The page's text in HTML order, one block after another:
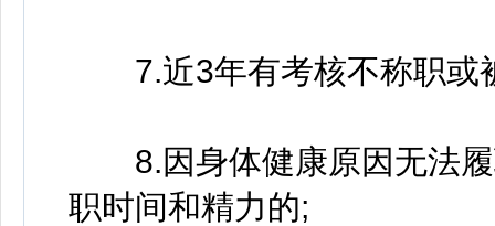
7.近3年有考核不称职或
8.因身体健康原因无法履
职时间和精力的;